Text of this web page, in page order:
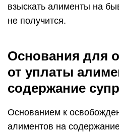
взыскать алименты на
не получится.
Основания для
от уплаты
содержание
Основанием к
алиментов на